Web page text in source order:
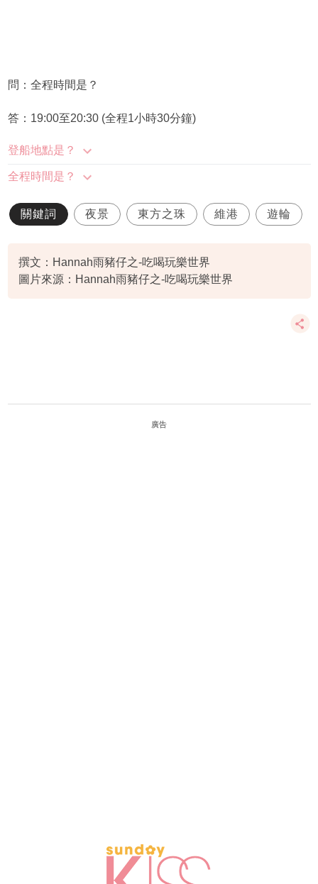
問：全程時間是？
答：19:00至20:30 (全程1小時30分鐘)
登船地點是？
全程時間是？
關鍵詞 夜景 東方之珠 維港 遊輪
撰文：Hannah雨豬仔之-吃喝玩樂世界
圖片來源：Hannah雨豬仔之-吃喝玩樂世界
廣告